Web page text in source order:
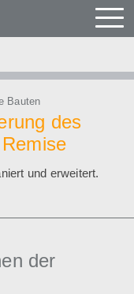
Menu
Bauten
des
und erweitert.
der